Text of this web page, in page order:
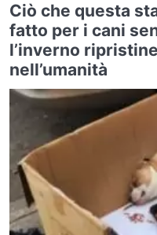
Ciò che questa
fatto per i cani
l’inverno
nell’umanità